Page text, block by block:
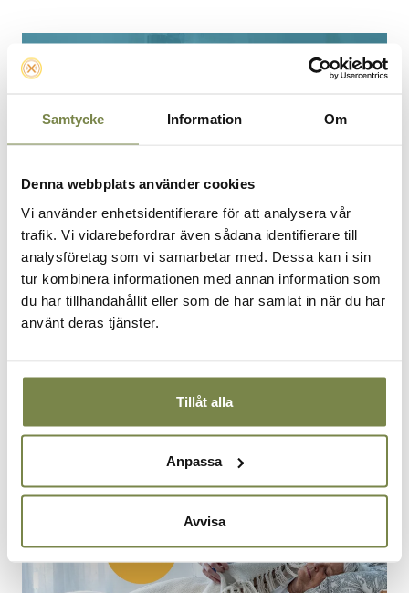
Samtycke Information Om
Denna webbplats använder cookies
Vi använder enhetsidentifierare för att analysera vår
trafik. Vi vidarebefordrar även sådana identifierare till
analysföretag som vi samarbetar med. Dessa kan i sin
tur kombinera informationen med annan information som
du har tillhandahållit eller som de har samlat in när du har
använt deras tjänster.
Tillåt alla
Anpassa
Avvisa
Palliativ vård i Sverige: stora behov,
bristande jämlikhet